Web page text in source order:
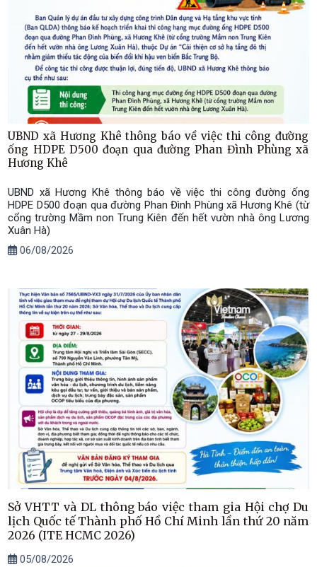
UBND xã Hương Khê thông báo về việc thi công đường
ống HDPE D500 đoạn qua đường Phan Đình Phùng xã
Hương Khê
UBND xã Hương Khê thông báo về việc thi công đường ống
HDPE D500 đoạn qua đường Phan Đình Phùng xã Hương Khê (từ
cổng trường Mầm non Trung Kiên đến hết vườn nhà ông Lương
Xuân Hà)
06/08/2026
Sở VHTT và DL thông báo việc tham gia Hội chợ Du
lịch Quốc tế Thành phố Hồ Chí Minh lần thứ 20 năm
2026 (ITE HCMC 2026)
05/08/2026